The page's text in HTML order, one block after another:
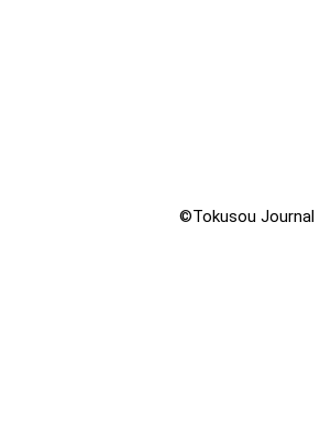
©Tokusou Journal